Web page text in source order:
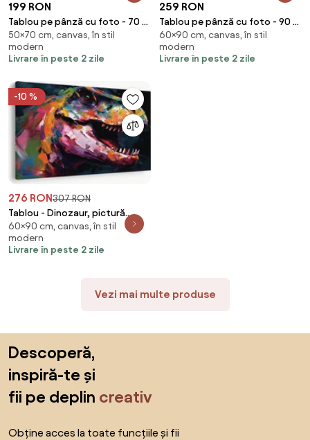
199 RON
Tablou pe pânză cu foto - 70 x
50 cm (70x50 cm)
50×70 cm, canvas, în stil
modern
Livrare în peste 2 zile
259 RON
Tablou pe pânză cu foto - 90 x
60 cm (90x60 cm)
60×90 cm, canvas, în stil
modern
Livrare în peste 2 zile
-10 %
276 RON307 RON
Tablou - Dinozaur, pictură
(90x60 cm)
60×90 cm, canvas, în stil
modern
Livrare în peste 2 zile
Vezi mai multe produse
Descoperă,
inspiră-te și
fii pe deplin creativ
Obține acces la toate funcțiile și fii